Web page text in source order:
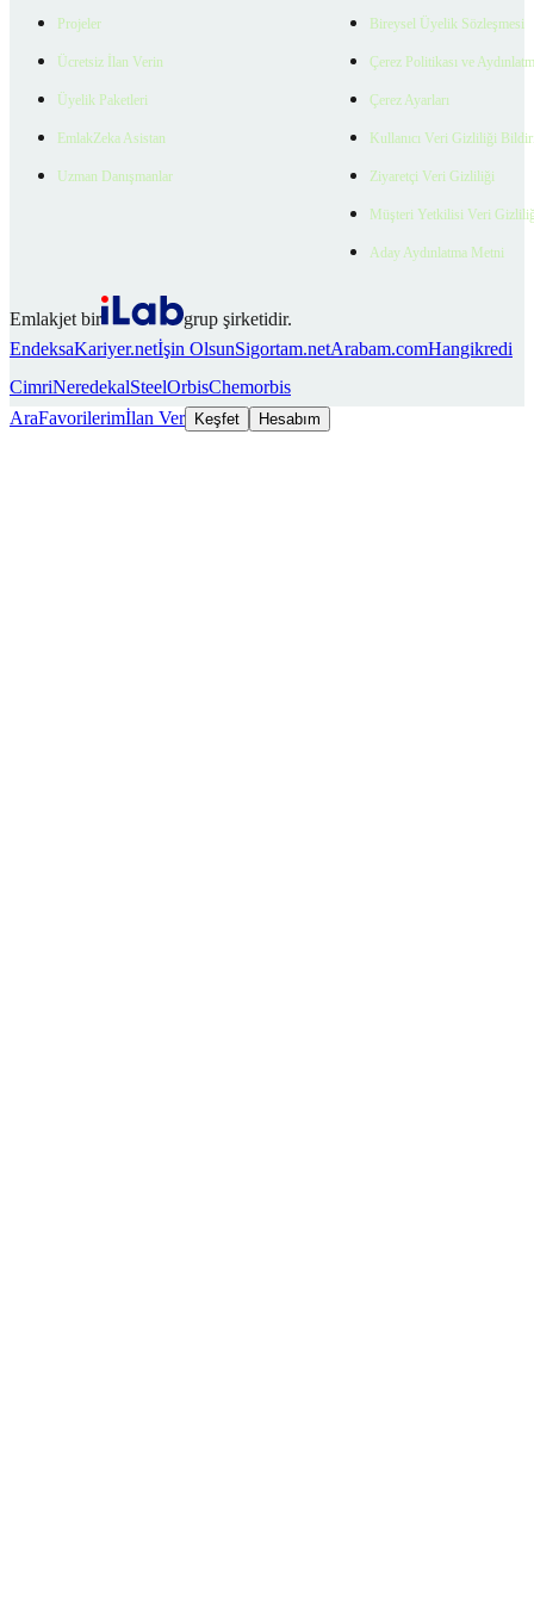
Projeler
Ücretsiz İlan Verin
Üyelik Paketleri
EmlakZeka Asistan
Uzman Danışmanlar
Bireysel Üyelik Sözleşmesi
Çerez Politikası ve
Çerez Ayarları
Kullanıcı Veri Gizliliği
Ziyaretçi Veri Gizliliği
Müşteri Yetkilisi Veri
Aday Aydınlatma Metni
Emlakjet bir
grup şirketidir.
EndeksaKariyer.netİşin OlsunSigortam.netArabam.comHangikredi
CimriNeredekalSteelOrbisChemorbis
AraFavorilerimİlan Ver Keşfet Hesabım